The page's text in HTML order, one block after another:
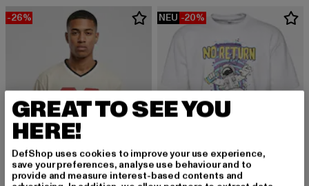
-26% NEU -20%
GREAT TO SEE YOU
HERE!
DefShop uses cookies to improve your use experience,
save your preferences, analyse use behaviour and to
provide and measure interest-based contents and